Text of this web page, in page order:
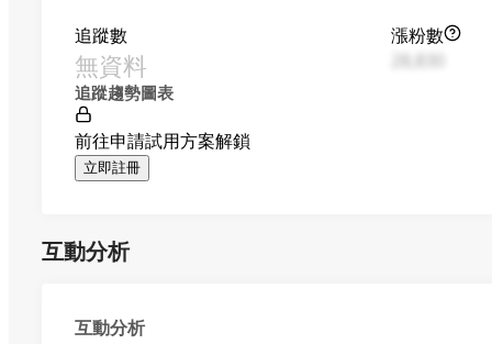
追蹤數
無資料
漲粉數
追蹤趨勢圖表
前往申請試用方案解鎖
立即註冊
互動分析
互動分析